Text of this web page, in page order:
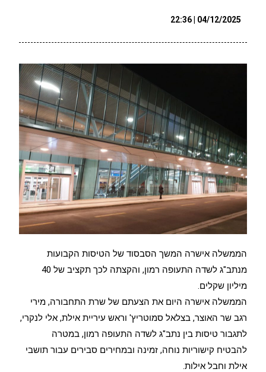
04/12/2025 | 22:36
הממשלה אישרה המשך הסבסוד של הטיסות הקבועות
מנתב"ג לשדה התעופה רמון, והקצתה לכך תקציב של 40
מיליון שקלים.
הממשלה אישרה היום את הצעתם של שרת התחבורה, מירי
רגב שר האוצר, בצלאל סמוטריץ' וראש עיריית אילת, אלי לנקרי,
לתגבור טיסות בין נתב"ג לשדה התעופה רמון, במטרה
להבטיח קישוריות נוחה, זמינה ובמחירים סבירים עבור תושבי
אילת וחבל אילות.